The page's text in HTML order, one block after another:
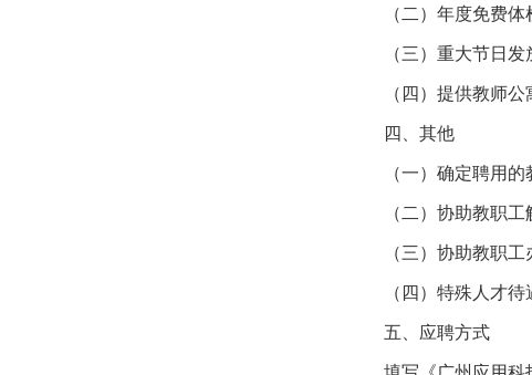
（二）年度免费体
（三）重大节日发
（四）提供教师
四、其他
（一）确定聘用
（二）协助教职
（三）协助教职
（四）特殊人才待
五、应聘方式